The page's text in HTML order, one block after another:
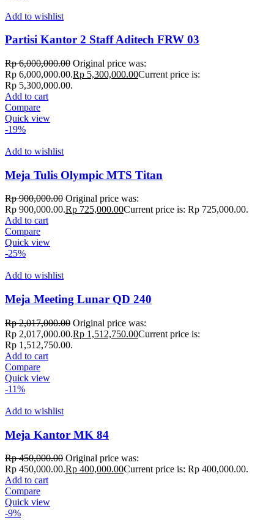
Add to wishlist
Partisi Kantor 2 Staff Aditech FRW 03
Rp6,000,000.00 Original price was:
Rp 6,000,000.00.Rp 5,300,000.00Current price is:
Rp 5,300,000.00.
Add to cart
Compare
Quick view
-19%
Add to wishlist
Meja Tulis Olympic MTS Titan
Rp900,000.00 Original price was:
Rp 900,000.00.Rp 725,000.00Current price is: Rp 725,000.00.
Add to cart
Compare
Quick view
-25%
Add to wishlist
Meja Meeting Lunar QD 240
Rp2,017,000.00 Original price was:
Rp 2,017,000.00.Rp 1,512,750.00Current price is:
Rp 1,512,750.00.
Add to cart
Compare
Quick view
-11%
Add to wishlist
Meja Kantor MK 84
Rp450,000.00 Original price was:
Rp 450,000.00.Rp 400,000.00Current price is: Rp 400,000.00.
Add to cart
Compare
Quick view
-9%